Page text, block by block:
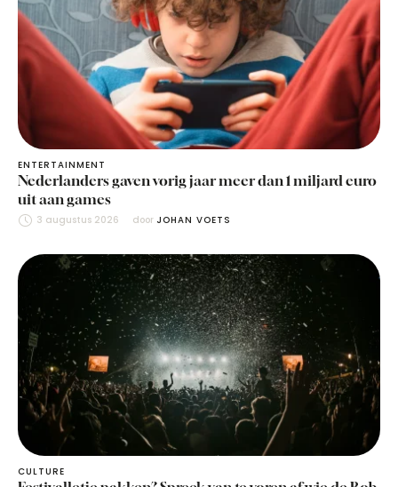
ENTERTAINMENT
Nederlanders gaven vorig jaar meer dan 1 miljard euro
uit aan games
3 augustus 2026 door JOHAN VOETS
CULTURE